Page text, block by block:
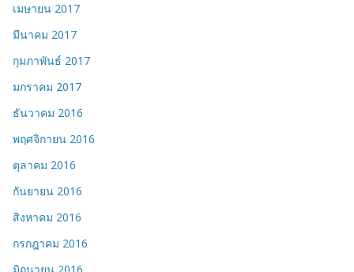
เมษายน 2017
มีนาคม 2017
กุมภาพันธ์ 2017
มกราคม 2017
ธันวาคม 2016
พฤศจิกายน 2016
ตุลาคม 2016
กันยายน 2016
สิงหาคม 2016
กรกฎาคม 2016